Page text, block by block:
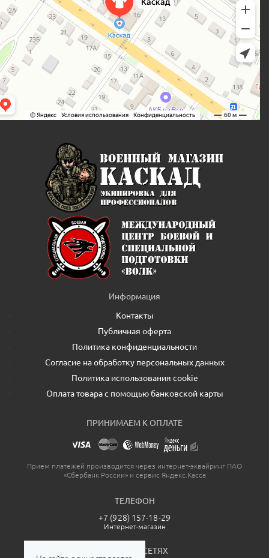
Информация
Контакты
Публичная оферта
Политика конфиденциальности
Согласие на обработку персональных данных
Политика использования cookie
Оплата товара с помощью банковской карты
ПРИНИМАЕМ К ОПЛАТЕ
Прием платежей производится через интернет-эквайринг ПАО
«Сбербанк России» и сервис Яндекс.Касса
ТЕЛЕФОН
+7 (928) 157-18-29
Интернет-магазин
МЫ В СОЦСЕТЯХ